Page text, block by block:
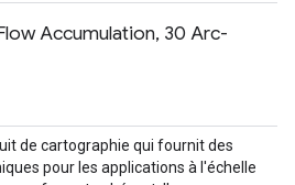
Accumulation, 30 Arc-
de cartographie qui fournit des
pour les applications à l'échelle